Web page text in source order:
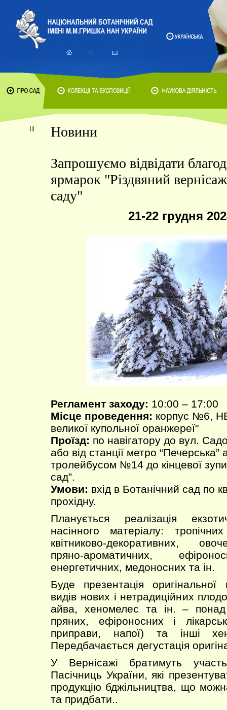
Новини
Запрошуємо відвідати
ярмарок "Різдвяний
саду"
21-22 грудня
Регламент заходу: 10:00 – 17:00
Місце проведення: корпус №6,
великої купольної оранжереї"
Проїзд: по навігатору до вул.
або від станції метро
тролейбусом №14 до кінцевої
сад”.
Умови: вхід в Ботанічний сад по
прохідну.
Планується реалізація
насінного матеріалу:
квітниково-декоративних,
пряно-ароматичних,
енергетичних, медоносних та ін.
Буде презентація оригінальної
видів нових і нетрадиційних
айва, хеномелес та ін. –
пряних, ефіроносних і
приправи, напої) та інші
Передбачається дегустація
У Вернісажі братимуть
Пасічниць України, які
продукцію бджільництва, що
та придбати..